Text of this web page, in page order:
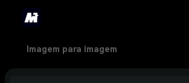
Imagem para imagem